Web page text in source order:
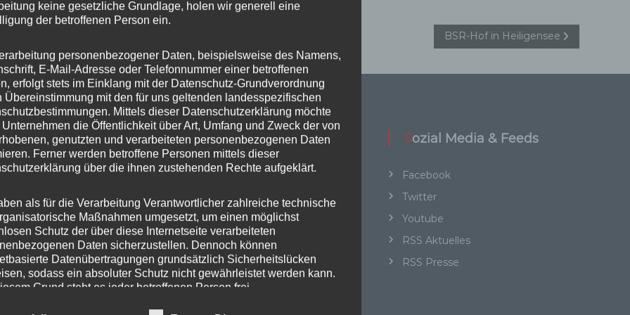
BSR-Hof in Heiligensee
Links
Startseite
Newsletter
Anmelden
Sozial Media & Feeds
Facebook
Twitter
Youtube
RSS Aktuelles
RSS Presse
keine gesetzliche Grundlage, holen wir generell eine
der betroffenen Person ein.
personenbezogener Daten, beispielsweise des Namens,
E-Mail-Adresse oder Telefonnummer einer betroffenen
erfolgt stets im Einklang mit der Datenschutz-Grundverordnung
Übereinstimmung mit den für uns geltenden landesspezifischen
Mittels dieser Datenschutzerklärung möchte
Unternehmen die Öffentlichkeit über Art, Umfang und Zweck der von
genutzten und verarbeiteten personenbezogenen Daten
Ferner werden betroffene Personen mittels dieser
über die ihnen zustehenden Rechte aufgeklärt.
als für die Verarbeitung Verantwortlicher zahlreiche technische
Maßnahmen umgesetzt, um einen möglichst
Schutz der über diese Internetseite verarbeiteten
Daten sicherzustellen. Dennoch können
Datenübertragungen grundsätzlich Sicherheitslücken
sodass ein absoluter Schutz nicht gewährleistet werden kann.
Grund steht es jeder betroffenen Person frei,